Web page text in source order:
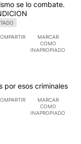
se lo combate.
MARCAR
COMO
INAPROPIADO
por esos criminales
MARCAR
COMO
INAPROPIADO